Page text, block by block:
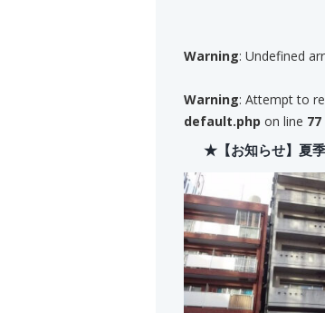
Warning: Undefined
Warning: Attempt to
default.php on line 77
★【お知らせ】夏